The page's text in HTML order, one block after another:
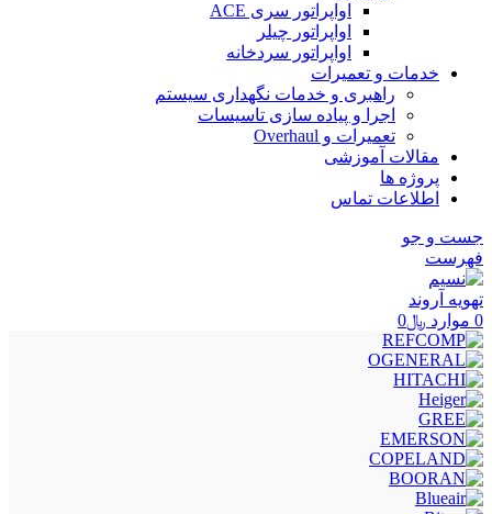
اواپراتور سری ACE
اواپراتور چیلر
اواپراتور سردخانه
خدمات و تعمیرات
راهبری و خدمات نگهداری سیستم
اجرا و پیاده سازی تاسیسات
تعمیرات و Overhaul
مقالات آموزشی
پروژه ها
اطلاعات تماس
جست و جو
فهرست
0 موارد ﷼0